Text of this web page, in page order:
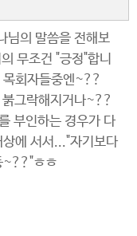
님의 말씀을 전해보
무조건 "긍정"합니
회자들중엔~??
그락해지거나~??
부인하는 경우가 다
에 서서..."자기보다
~??"ㅎㅎ